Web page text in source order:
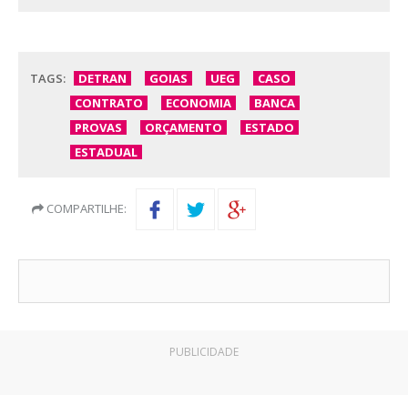
TAGS: DETRAN GOIAS UEG
CASO
CONTRATO
ECONOMIA
BANCA
PROVAS
ORÇAMENTO
ESTADO
ESTADUAL
COMPARTILHE:
PUBLICIDADE